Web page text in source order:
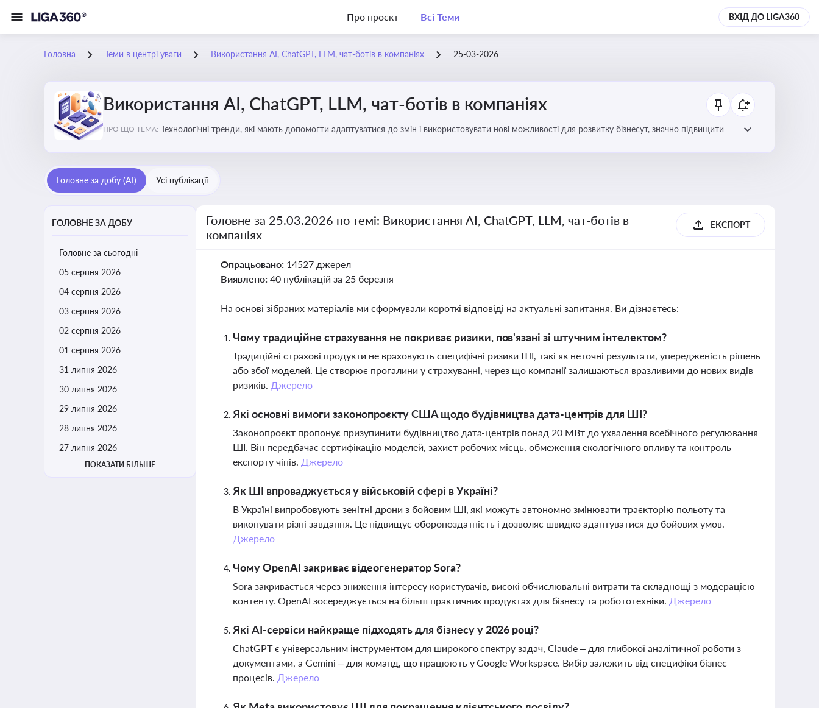
Про проєкт Всі Теми ВХІД ДО LIGA360
Головна Теми в центрі уваги Використання AI, ChatGPT, LLM, чат-ботів в компаніях 25-03-2026
Використання AI, ChatGPT, LLM, чат-ботів в компаніях
ПРО ЩО ТЕМА: Технологічні тренди, які мають допомогти адаптуватися до змін і використовувати нові можливості для розвитку бізнесут, значно підвищити
Головне за добу (AI) Усі публікації
ГОЛОВНЕ ЗА ДОБУ
Головне за сьогодні
05 серпня 2026
04 серпня 2026
03 серпня 2026
02 серпня 2026
01 серпня 2026
31 липня 2026
30 липня 2026
29 липня 2026
28 липня 2026
27 липня 2026
ПОКАЗАТИ БІЛЬШЕ
Головне за 25.03.2026 по темі: Використання AI, ChatGPT, LLM, чат-ботів в
компаніях
ЕКСПОРТ
Опрацьовано: 14527 джерел
Виявлено: 40 публікацій за 25 березня
На основі зібраних матеріалів ми сформували короткі відповіді на актуальні запитання. Ви дізнаєтесь:
Чому традиційне страхування не покриває ризики, пов'язані зі штучним інтелектом?
Традиційні страхові продукти не враховують специфічні ризики ШІ, такі як неточні результати, упередженість рішень
або збої моделей. Це створює прогалини у страхуванні, через що компанії залишаються вразливими до нових видів
ризиків. Джерело
Які основні вимоги законопроєкту США щодо будівництва дата-центрів для ШІ?
Законопроєкт пропонує призупинити будівництво дата-центрів понад 20 МВт до ухвалення всебічного регулювання
ШІ. Він передбачає сертифікацію моделей, захист робочих місць, обмеження екологічного впливу та контроль
експорту чіпів. Джерело
Як ШІ впроваджується у військовій сфері в Україні?
В Україні випробовують зенітні дрони з бойовим ШІ, які можуть автономно змінювати траєкторію польоту та
виконувати різні завдання. Це підвищує обороноздатність і дозволяє швидко адаптуватися до бойових умов.
Джерело
Чому OpenAI закриває відеогенератор Sora?
Sora закривається через зниження інтересу користувачів, високі обчислювальні витрати та складнощі з модерацією
контенту. OpenAI зосереджується на більш практичних продуктах для бізнесу та робототехніки. Джерело
Які AI-сервіси найкраще підходять для бізнесу у 2026 році?
ChatGPT є універсальним інструментом для широкого спектру задач, Claude – для глибокої аналітичної роботи з
документами, а Gemini – для команд, що працюють у Google Workspace. Вибір залежить від специфіки бізнес-
процесів. Джерело